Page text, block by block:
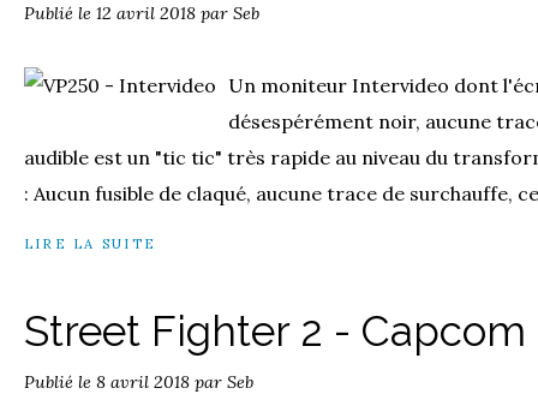
Publié le 12 avril 2018 par Seb
Un moniteur Intervideo dont
désespérément noir, aucune
audible est un "tic tic" très rapide au niveau du
: Aucun fusible de claqué, aucune trace de surchauffe,
LIRE LA SUITE
Street Fighter 2 - Capcom
Publié le 8 avril 2018 par Seb